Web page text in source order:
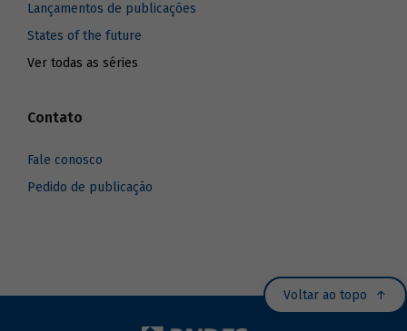
Lançamentos de publicações
States of the future
Ver todas as séries
Contato
Fale conosco
Pedido de publicação
Voltar ao topo